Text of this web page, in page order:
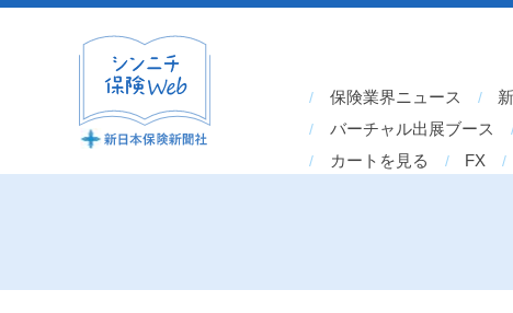
保険業界ニュース
バーチャル出展ブース
カートを見る
FX